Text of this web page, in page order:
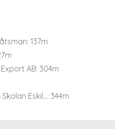
137m
AB: 304m
Eskil...: 344m